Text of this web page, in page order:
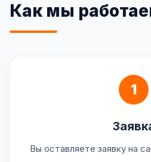
Как мы
1
Вы оставляете заявку на